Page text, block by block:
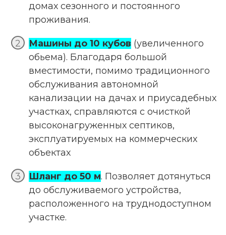
домах сезонного и постоянного
проживания.
Машины до 10 кубов (увеличенного
обьема). Благодаря большой
вместимости, помимо традиционного
обслуживания автономной
канализации на дачах и приусадебных
участках, справляются с очисткой
высоконагруженных септиков,
эксплуатируемых на коммерческих
объектах
Шланг до 50 м. Позволяет дотянуться
до обслуживаемого устройства,
расположенного на труднодоступном
участке.